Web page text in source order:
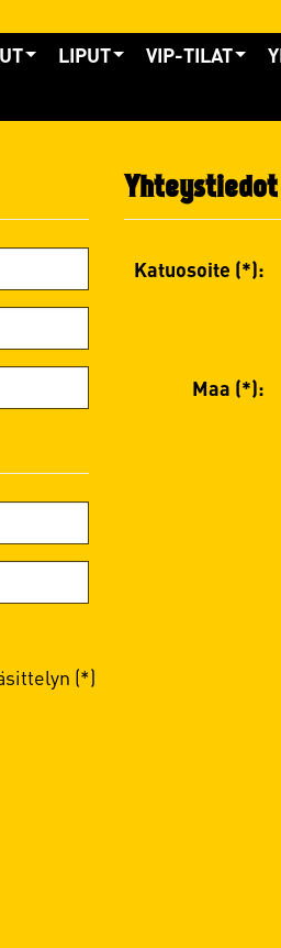
LIPUT VIP-TILAT
Yhteystiedot
Katuosoite (*):
Maa (*):
(*)